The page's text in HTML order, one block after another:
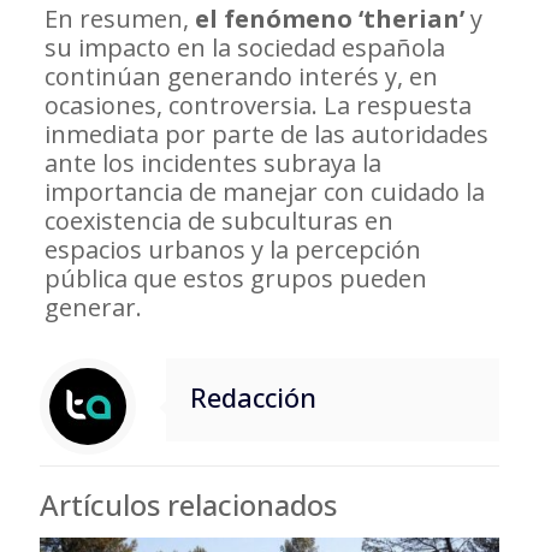
En resumen, el fenómeno ‘therian’y
su impacto en la sociedad española
continúan generando interés y, en
ocasiones, controversia. La respuesta
inmediata por parte de las autoridades
ante los incidentes subraya la
importancia de manejar con cuidado la
coexistencia de subculturas en
espacios urbanos y la percepción
pública que estos grupos pueden
generar.
Redacción
Artículos relacionados